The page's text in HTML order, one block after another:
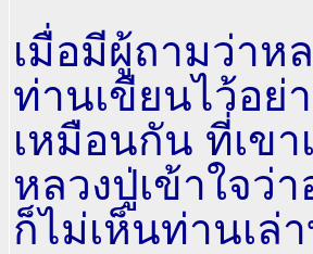
เมื่อมีผู้ถามว่าห
ท่านเขียนไว้อย่
เหมือนกัน ที่เข
หลวงปู่เข้าใจว่
ก็ไม่เห็นท่านเล่